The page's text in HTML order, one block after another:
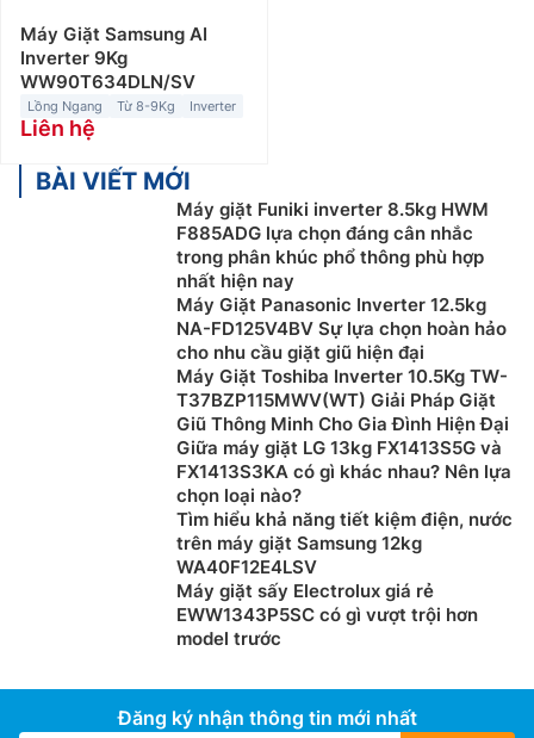
Máy Giặt Samsung AI
Inverter 9Kg
WW90T634DLN/SV
Lồng Ngang Từ 8-9Kg Inverter
Liên hệ
BÀI VIẾT MỚI
Máy giặt Funiki inverter 8.5kg HWM
F885ADG lựa chọn đáng cân nhắc
trong phân khúc phổ thông phù hợp
nhất hiện nay
Máy Giặt Panasonic Inverter 12.5kg
NA-FD125V4BV Sự lựa chọn hoàn hảo
cho nhu cầu giặt giũ hiện đại
Máy Giặt Toshiba Inverter 10.5Kg TW-
T37BZP115MWV(WT) Giải Pháp Giặt
Giũ Thông Minh Cho Gia Đình Hiện Đại
Giữa máy giặt LG 13kg FX1413S5G và
FX1413S3KA có gì khác nhau? Nên lựa
chọn loại nào?
Tìm hiểu khả năng tiết kiệm điện, nước
trên máy giặt Samsung 12kg
WA40F12E4LSV
Máy giặt sấy Electrolux giá rẻ
EWW1343P5SC có gì vượt trội hơn
model trước
Đăng ký nhận thông tin mới nhất